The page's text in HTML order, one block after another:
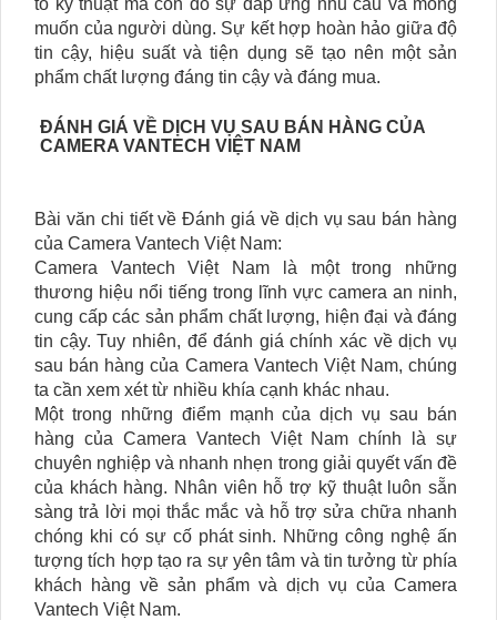
muốn của người dùng. Sự kết hợp hoàn hảo giữa độ
tin cậy, hiệu suất và tiện dụng sẽ tạo nên một sản
phẩm chất lượng đáng tin cậy và đáng mua.
ĐÁNH GIÁ VỀ DỊCH VỤ SAU BÁN HÀNG CỦA
CAMERA VANTECH VIỆT NAM
Bài văn chi tiết về Đánh giá về dịch vụ sau bán hàng
của Camera Vantech Việt Nam:
Camera Vantech Việt Nam là một trong những
thương hiệu nổi tiếng trong lĩnh vực camera an ninh,
cung cấp các sản phẩm chất lượng, hiện đại và đáng
tin cậy. Tuy nhiên, để đánh giá chính xác về dịch vụ
sau bán hàng của Camera Vantech Việt Nam, chúng
ta cần xem xét từ nhiều khía cạnh khác nhau.
Một trong những điểm mạnh của dịch vụ sau bán
hàng của Camera Vantech Việt Nam chính là sự
chuyên nghiệp và nhanh nhẹn trong giải quyết vấn đề
của khách hàng. Nhân viên hỗ trợ kỹ thuật luôn sẵn
sàng trả lời mọi thắc mắc và hỗ trợ sửa chữa nhanh
chóng khi có sự cố phát sinh. Những công nghệ ấn
tượng tích hợp tạo ra sự yên tâm và tin tưởng từ phía
khách hàng về sản phẩm và dịch vụ của Camera
Vantech Việt Nam.